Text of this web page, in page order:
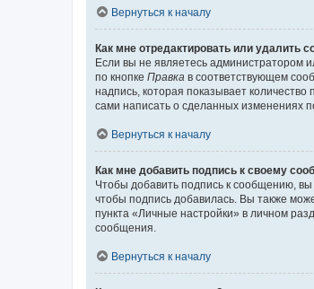
Вернуться к началу
Как мне отредактировать или удалить
Если вы не являетесь администратором
по кнопке Правка в соответствующем
надпись, которая показывает
сами написать о сделанных изменениях
Вернуться к началу
Как мне добавить подпись к своему
Чтобы добавить подпись к сообщению,
чтобы подпись добавилась. Вы также
пункта «Личные настройки» в личном
сообщения.
Вернуться к началу